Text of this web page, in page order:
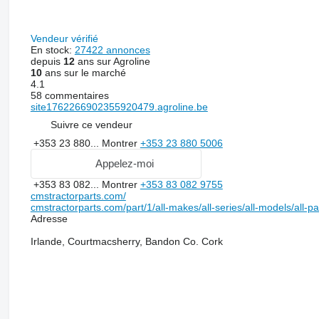
Vendeur vérifié
En stock: 27422 annonces
depuis 12ans sur Agroline
10ans sur le marché
4.1
58 commentaires
site1762266902355920479.agroline.be
Suivre ce vendeur
+353 23 880... Montrer +353 23 880 5006
Appelez-moi
+353 83 082... Montrer +353 83 082 9755
cmstractorparts.com/
cmstractorparts.com/part/1/all-makes/all-series/all-models/all-
Adresse
Irlande, Courtmacsherry, Bandon Co. Cork